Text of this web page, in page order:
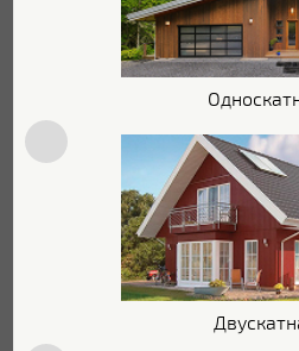
Цветовой оттенок
Характеристики поверхности
Толщина полимерного
Текстура поверхности
Блеск поверхности